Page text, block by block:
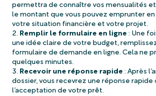
permettra de connaître vos mensualités
le montant que vous pouvez emprunter
votre situation financière et votre projet.
Remplir le formulaire en ligne : Une
une idée claire de votre budget,
formulaire de demande en ligne. Cela ne
quelques minutes.
Recevoir une réponse rapide : Après
dossier, vous recevrez une réponse rapide
l’acceptation de votre prêt.